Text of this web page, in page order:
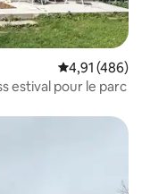
Note
4,91 (486)
estival pour le parc